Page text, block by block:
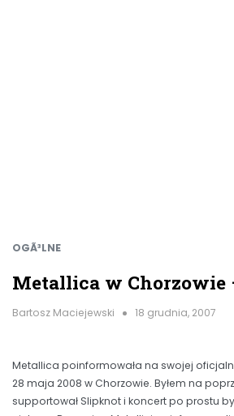
OGÃ³LNE
Metallica w Chorzowie
Bartosz Maciejewski 18 grudnia, 2007
Metallica poinformowała na swojej
28 maja 2008 w Chorzowie. Byłem na
supportował Slipknot i koncert po prostu